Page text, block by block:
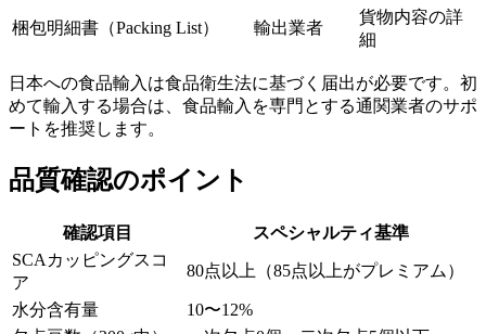
梱包明細書（Packing List） 輸出業者
貨物内容の詳
細
日本への食品輸入は食品衛生法に基づく届出が必要です。初
めて輸入する場合は、食品輸入を専門とする通関業者のサポ
ートを推奨します。
品質確認のポイント
確認項目
スペシャルティ基準
SCAカッピングスコ
ア
80点以上（85点以上がプレミアム）
水分含有量
10〜12%